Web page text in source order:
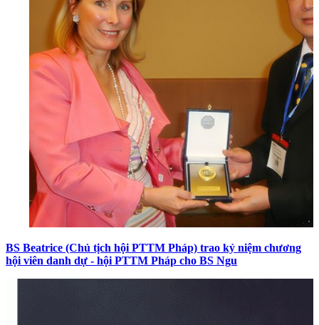
BS Beatrice (Chủ tịch hội PTTM Pháp) trao kỷ niệm chương
hội viên danh dự - hội PTTM Pháp cho BS Ngu